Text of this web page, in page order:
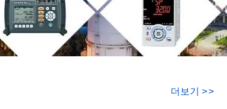
더보기 >>